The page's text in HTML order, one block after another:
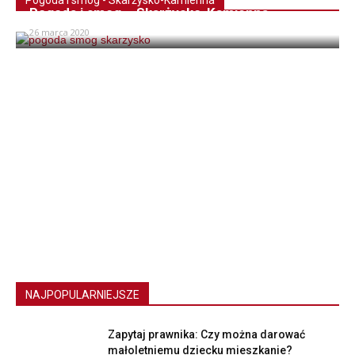
Pogoda i smog – Skarżysko-Kamienna
26 marca 2020
NAJPOPULARNIEJSZE
Zapytaj prawnika: Czy można darować
małoletniemu dziecku mieszkanie?